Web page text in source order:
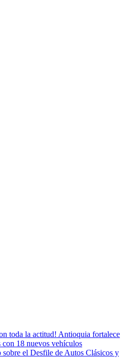
toda la actitud! Antioquia fortalece
con 18 nuevos vehículos
sobre el Desfile de Autos Clásicos y